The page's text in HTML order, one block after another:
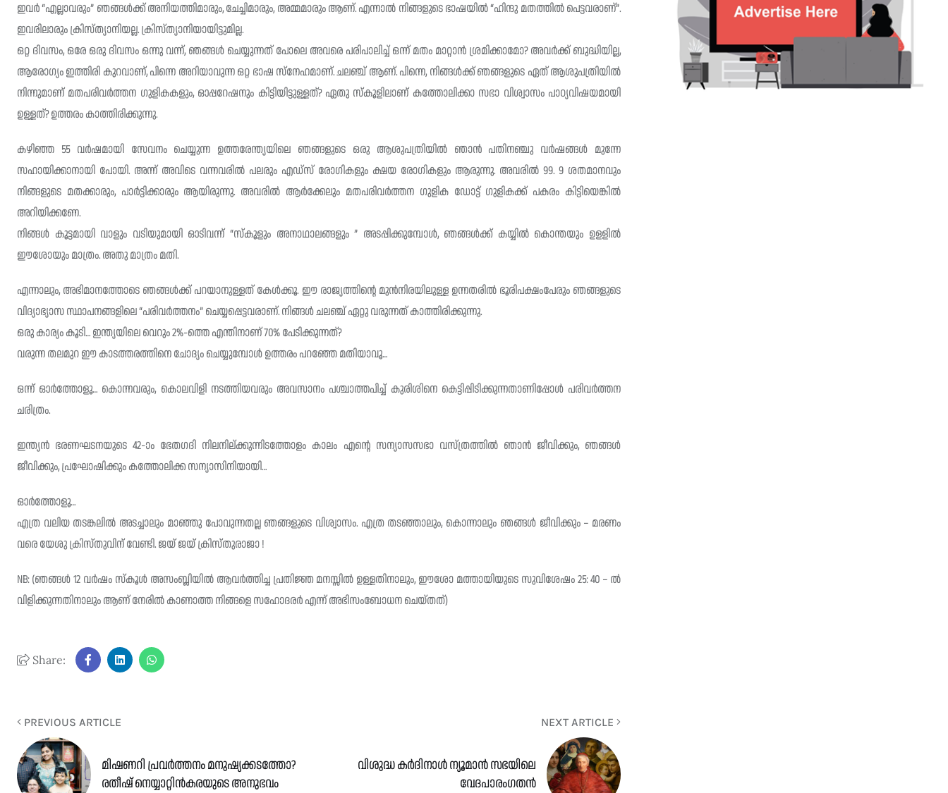
ഇവർ “എല്ലാവരും” ഞങ്ങള്‍ക്ക് അനിയത്തിമാരും, ചേച്ചിമാരും, അമ്മമാരും ആണ്. എന്നാല്‍ നിങ്ങളുടെ ഭാഷയില്‍ “ഹിന്ദു മതത്തില്‍ പെട്ടവരാണ്”.
ഇവരിലാരും ക്രിസ്ത്യാനിയല്ല. ക്രിസ്ത്യാനിയായിട്ടുമില്ല.
ഒറ്റ ദിവസം, ഒരേ ഒരു ദിവസം ഒന്നു വന്ന്, ഞങ്ങള്‍ ചെയ്യുന്നത് പോലെ അവരെ പരിപാലിച്ച്‌ ഒന്ന് മതം മാറ്റാൻ ശ്രമിക്കാമോ? അവർക്ക് ബുദ്ധിയില്ല,
ആരോഗ്യം ഇത്തിരി കുറവാണ്, പിന്നെ അറിയാവുന്ന ഒറ്റ ഭാഷ സ്നേഹമാണ്. ചലഞ്ച് ആണ്. പിന്നെ, നിങ്ങള്‍ക്ക് ഞങ്ങളുടെ ഏത് ആശുപത്രിയില്‍
നിന്നുമാണ് മതപരിവർത്തന ഗുളികകളും, ഓപ്പറേഷനും കിട്ടിയിട്ടുള്ളത്? ഏതു സ്കൂളിലാണ് കത്തോലിക്കാ സഭാ വിശ്വാസം പാഠ്യവിഷയമായി
ഉള്ളത്? ഉത്തരം കാത്തിരിക്കുന്നു.
കഴിഞ്ഞ 55 വർഷമായി സേവനം ചെയ്യുന്ന ഉത്തരേന്ത്യയിലെ ഞങ്ങളുടെ ഒരു ആശുപത്രിയില്‍ ഞാൻ പതിനഞ്ചു വർഷങ്ങള്‍ മുന്നേ
സഹായിക്കാനായി പോയി. അന്ന് അവിടെ വന്നവരില്‍ പലരും എഡ്സ് രോഗികളും ക്ഷയ രോഗികളും ആരുന്നു. അവരില്‍ 99. 9 ശതമാനവും
നിങ്ങളുടെ മതക്കാരും, പാർട്ടിക്കാരും ആയിരുന്നു. അവരില്‍ ആർക്കേലും മതപരിവർത്തന ഗുളിക ഡോട്ട് ഗുളികക്ക് പകരം കിട്ടിയെങ്കില്‍
അറിയിക്കണേ.
നിങ്ങള്‍ കൂട്ടമായി വാളും വടിയുമായി ഓടിവന്ന് “സ്കൂളും അനാഥാലങ്ങളും ” അടപ്പിക്കുമ്പോള്‍, ഞങ്ങള്‍ക്ക് കയ്യില്‍ കൊന്തയും ഉളളില്‍
ഈശോയും മാത്രം. അതു മാത്രം മതി.
എന്നാലും, അഭിമാനത്തോടെ ഞങ്ങൾക്ക്‌ പറയാനുള്ളത് കേള്‍ക്കൂ. ഈ രാജ്യത്തിൻ്റെ മുൻനിരയിലുള്ള ഉന്നതരില്‍ ഭൂരിപക്ഷംപേരും ഞങ്ങളുടെ
വിദ്യാഭ്യാസ സ്ഥാപനങ്ങളിലെ “പരിവർത്തനം” ചെയ്യപ്പെട്ടവരാണ്. നിങ്ങള്‍ ചലഞ്ച് ഏറ്റു വരുന്നത് കാത്തിരിക്കുന്നു.
ഒരു കാര്യം കൂടി… ഇന്ത്യയിലെ വെറും 2%-ത്തെ എന്തിനാണ് 70% പേടിക്കുന്നത്?
വരുന്ന തലമുറ ഈ കാടത്തരത്തിനെ ചോദ്യം ചെയ്യുമ്പോള്‍ ഉത്തരം പറഞ്ഞേ മതിയാവൂ…
ഒന്ന് ഓർത്തോളൂ… കൊന്നവരും, കൊലവിളി നടത്തിയവരും അവസാനം പശ്ചാത്തപിച്ച്‌ കുരിശിനെ കെട്ടിപ്പിടിക്കുന്നതാണിപ്പോള്‍ പരിവർത്തന
ചരിത്രം.
ഇന്ത്യൻ ഭരണഘടനയുടെ 42-ാം ഭേതഗദി നിലനില്ക്കുന്നിടത്തോളം കാലം എൻ്റെ സന്യാസസഭാ വസ്ത്രത്തില്‍ ഞാൻ ജീവിക്കും, ഞങ്ങള്‍
ജീവിക്കും, പ്രഘോഷിക്കും കത്തോലിക്ക സന്യാസിനിയായി…
ഓർത്തോളൂ…
എത്ര വലിയ തടങ്കലില്‍ അടച്ചാലും മാഞ്ഞു പോവുന്നതല്ല ഞങ്ങളുടെ വിശ്വാസം. എത്ര തടഞ്ഞാലും, കൊന്നാലും ഞങ്ങള്‍ ജീവിക്കും – മരണം
വരെ യേശു ക്രിസ്തുവിന് വേണ്ടി. ജയ് ജയ് ക്രിസ്തുരാജാ !
NB: (ഞങ്ങള്‍ 12 വർഷം സ്കൂള്‍ അസംബ്ലിയില്‍ ആവർത്തിച്ച പ്രതിജ്ഞ മനസ്സില്‍ ഉള്ളതിനാലും, ഈശോ മത്തായിയുടെ സുവിശേഷം 25: 40 – ല്‍
വിളിക്കുന്നതിനാലും ആണ് നേരില്‍ കാണാത്ത നിങ്ങളെ സഹോദരർ എന്ന് അഭിസംബോധന ചെയ്തത്)
Share:
PREVIOUS ARTICLE
മിഷണറി പ്രവർത്തനം മനുഷ്യക്കടത്തോ?
രതീഷ് നെയ്യാറ്റിൻകരയുടെ അനുഭവം
NEXT ARTICLE
വിശുദ്ധ കർദിനാൾ ന്യൂമാൻ സഭയിലെ
വേദപാരംഗതൻ